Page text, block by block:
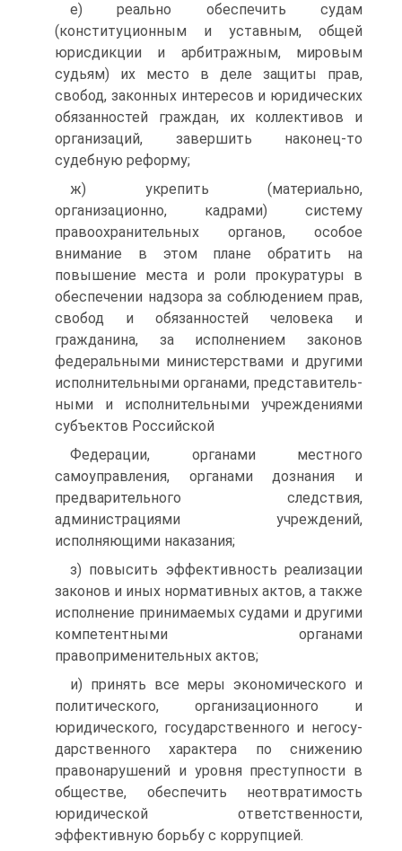
е) реально обеспечить судам
(конституционным и уставным, общей
юрисдикции и арбитражным, мировым
судьям) их место в деле защиты прав,
свобод, законных интересов и юридических
обязанностей граждан, их коллективов и
организаций, завершить наконец-то
судебную реформу;
ж) укрепить (материально,
организационно, кадрами) систе­му
правоохранительных органов, особое
внимание в этом плане обратить на
повышение места и роли прокуратуры в
обеспечении надзора за соблюдением прав,
свобод и обязанностей человека и
гражданина, за исполнением законов
федеральными министер­ствами и другими
исполнительными органами, представитель­
ными и исполнительными учреждениями
субъектов Российской
Федерации, органами местного
самоуправления, органами дозна­ния и
предварительного следствия,
администрациями учрежде­ний,
исполняющими наказания;
з) повысить эффективность реализации
законов и иных нор­мативных актов, а также
исполнение принимаемых судами и дру­гими
компетентными органами
правоприменительных актов;
и) принять все меры экономического и
политического, ор­ганизационного и
юридического, государственного и негосу­
дарственного характера по снижению
правонарушений и уровня преступности в
обществе, обеспечить неотвратимость
юридиче­ской ответственности,
эффективную борьбу с коррупцией.